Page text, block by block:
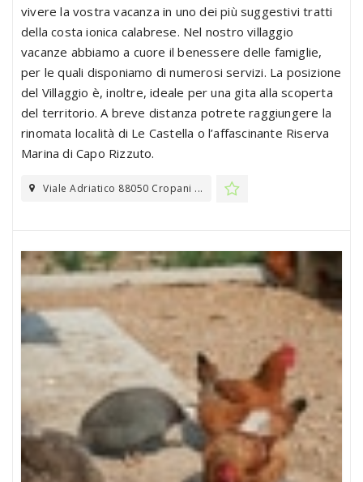
vivere la vostra vacanza in uno dei più suggestivi tratti
della costa ionica calabrese. Nel nostro villaggio
vacanze abbiamo a cuore il benessere delle famiglie,
per le quali disponiamo di numerosi servizi. La posizione
del Villaggio è, inoltre, ideale per una gita alla scoperta
del territorio. A breve distanza potrete raggiungere la
rinomata località di Le Castella o l’affascinante Riserva
Marina di Capo Rizzuto.
Viale Adriatico 88050 Cropani ...